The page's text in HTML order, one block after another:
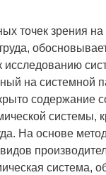
точек зрения
на системной
содержание
системы,
На основе